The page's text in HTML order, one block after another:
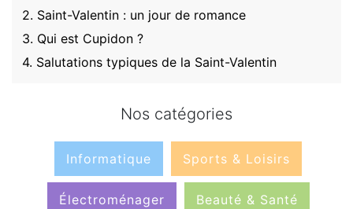
2. Saint-Valentin : un jour de romance
3. Qui est Cupidon ?
4. Salutations typiques de la Saint-Valentin
Nos catégories
Informatique Sports & Loisirs
Électroménager Beauté & Santé